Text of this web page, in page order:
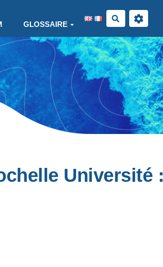
GLOSSAIRE
Rechercher
Université :